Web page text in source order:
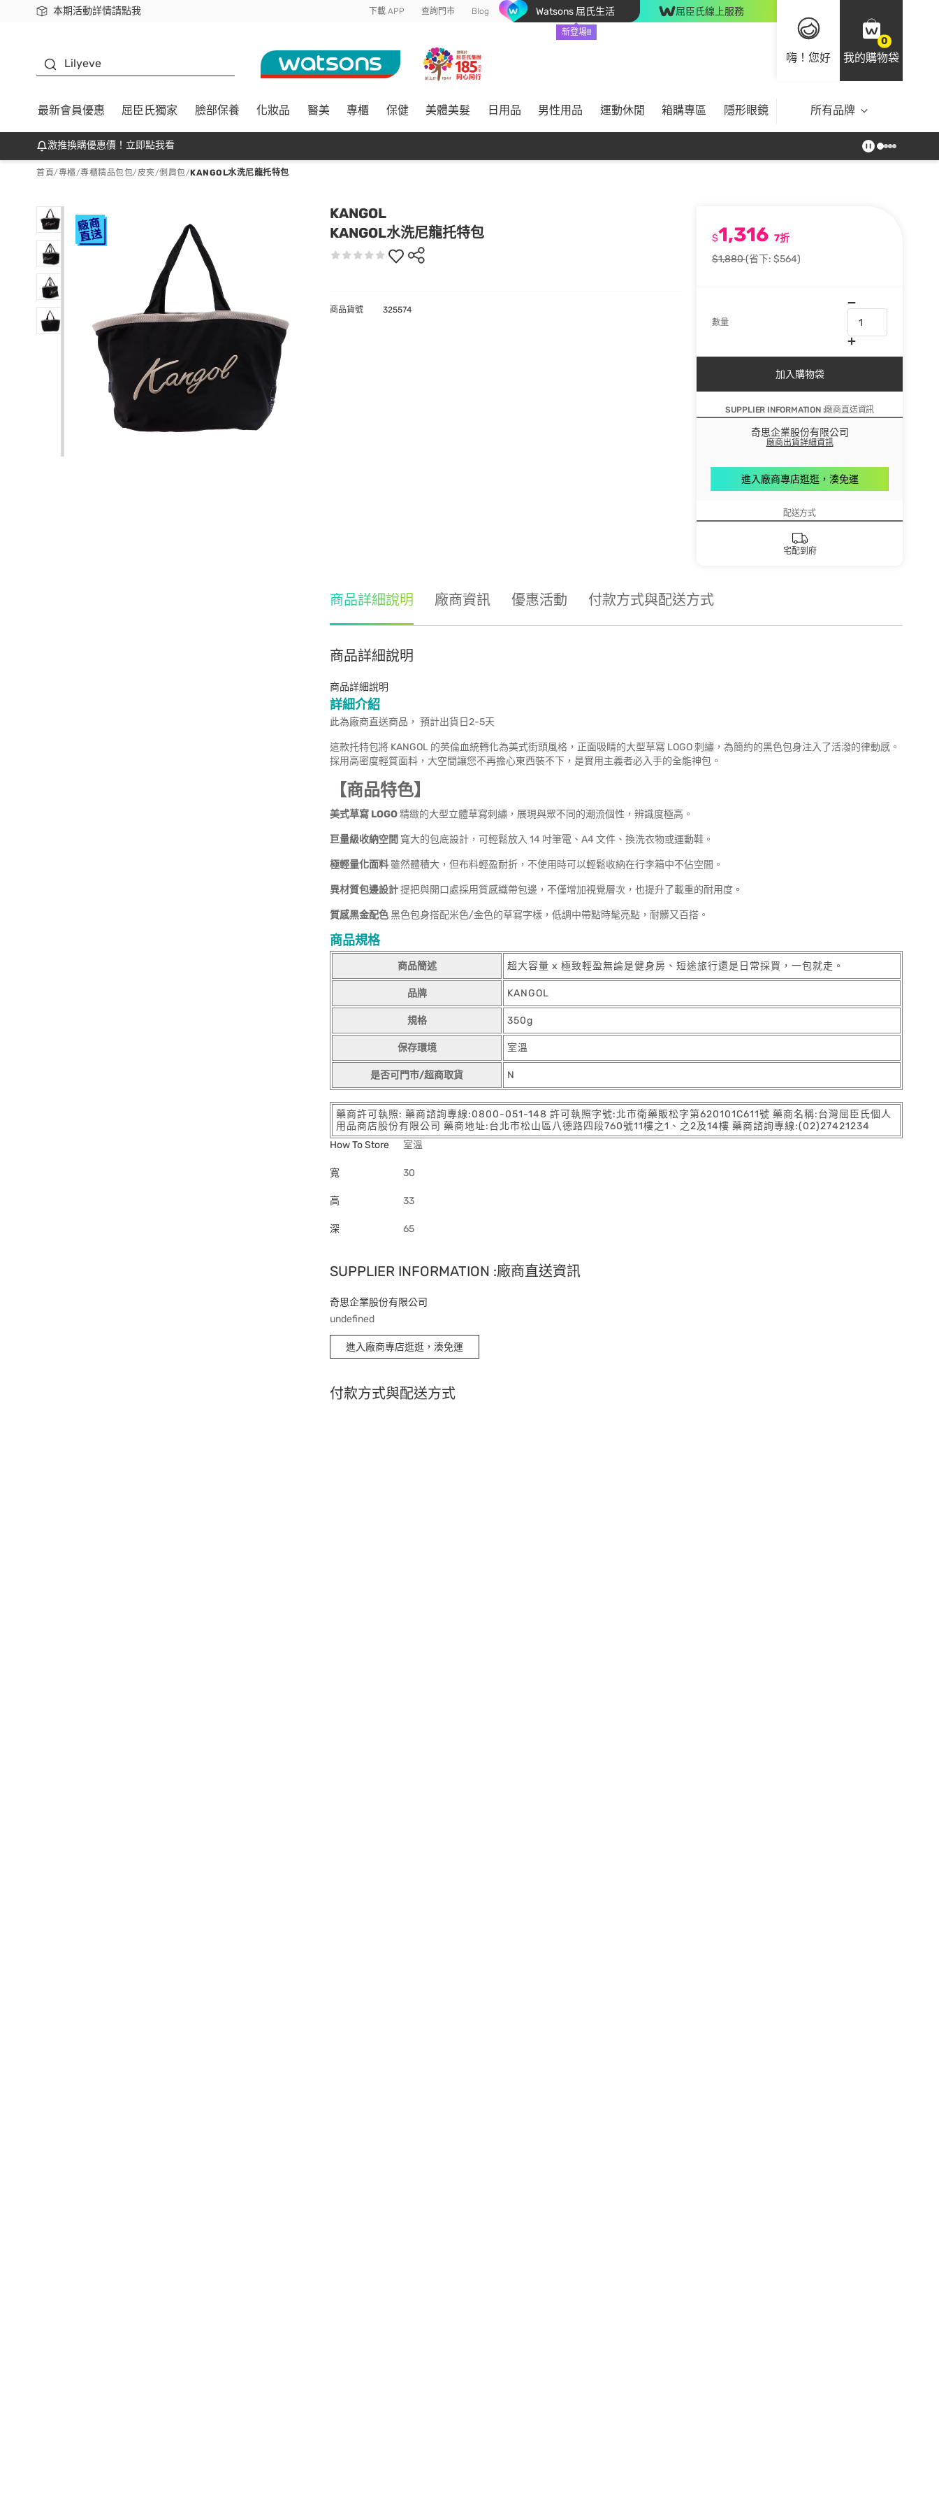
本期活動詳情請點我
下載app最高回饋$350 下載 APP 查詢門市 Blog Watsons 屈氏生活
新登場!!
屈臣氏線上服務
嗨！您好
0
我的購物袋
Lilyeve
最新會員優惠 屈臣氏獨家 臉部保養 化妝品 醫美 專櫃 保健 美體美髮 日用品 男性用品 運動休閒 箱購專區 隱形眼鏡 所有品牌
激推換購優惠價！立即點我看
首頁/專櫃/專櫃精品包包/皮夾/側肩包/KANGOL水洗尼龍托特包
KANGOL
KANGOL水洗尼龍托特包
$1,316 7折
$1,880(省下: $564)
數量
加入購物袋
SUPPLIER INFORMATION :廠商直送資訊
奇思企業股份有限公司
廠商出貨詳細資訊
進入廠商專店逛逛，湊免運
配送方式
宅配到府
商品貨號 325574
商品詳細說明 廠商資訊 優惠活動 付款方式與配送方式
商品詳細說明
商品詳細說明
詳細介紹
此為廠商直送商品， 預計出貨日2-5天
這款托特包將 KANGOL 的英倫血統轉化為美式街頭風格，正面吸睛的大型草寫 LOGO 刺繡，為簡約的黑色包身注入了活潑的律動感。
採用高密度輕質面料，大空間讓您不再擔心東西裝不下，是實用主義者必入手的全能神包。
【商品特色】
美式草寫 LOGO精緻的大型立體草寫刺繡，展現與眾不同的潮流個性，辨識度極高。
巨量級收納空間 寬大的包底設計，可輕鬆放入 14 吋筆電、A4 文件、換洗衣物或運動鞋。
極輕量化面料 雖然體積大，但布料輕盈耐折，不使用時可以輕鬆收納在行李箱中不佔空間。
異材質包邊設計提把與開口處採用質感織帶包邊，不僅增加視覺層次，也提升了載重的耐用度。
質感黑金配色黑色包身搭配米色/金色的草寫字樣，低調中帶點時髦亮點，耐髒又百搭。
商品規格
商品簡述 超大容量 x 極致輕盈無論是健身房、短途旅行還是日常採買，一包就走。
品牌 KANGOL
規格 350g
保存環境 室溫
是否可門市/超商取貨 N
藥商許可執照: 藥商諮詢專線:0800-051-148 許可執照字號:北市衛藥販松字第620101C611號 藥商名稱:台灣屈臣氏個人
用品商店股份有限公司 藥商地址:台北市松山區八德路四段760號11樓之1、之2及14樓 藥商諮詢專線:(02)27421234
How To Store
室溫
寬 30
高 33
深 65
SUPPLIER INFORMATION :廠商直送資訊
奇思企業股份有限公司
undefined
進入廠商專店逛逛，湊免運
付款方式與配送方式